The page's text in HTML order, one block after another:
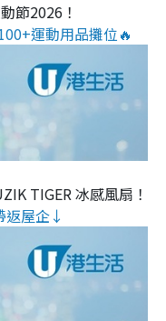
節2026！
運動用品攤位🔥
TIGER 冰感風扇！
返屋企↓